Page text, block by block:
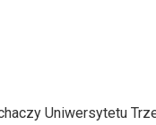
Uniwersytetu